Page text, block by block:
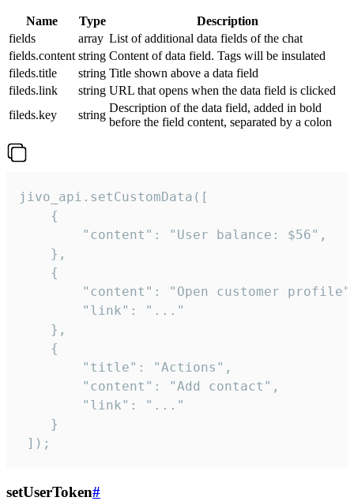
Name Type
Description
fields
array List of additional data fields of the chat
fields.content string Content of data field. Tags will be insulated
fileds.title
string Title shown above a data field
fileds.link
string URL that opens when the data field is clicked
fileds.key
string
Description of the data field, added in bold
before the field content, separated by a colon
jivo_api.setCustomData([
    {
        "content": "User balance: $56",
    },
    {
"content": "Open customer
        "link": "..."
    },
    {
        "title": "Actions",
        "content": "Add contact",
        "link": "..."
    }
]);
setUserToken#